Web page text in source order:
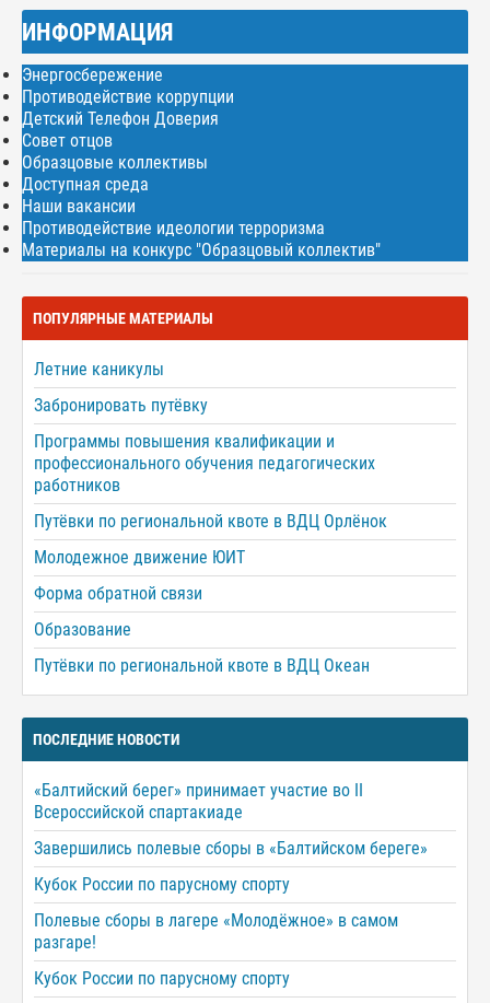
ИНФОРМАЦИЯ
Энергосбережение
Противодействие коррупции
Детский Телефон Доверия
Совет отцов
Образцовые коллективы
Доступная среда
Наши вакансии
Противодействие идеологии терроризма
Материалы на конкурс "Образцовый коллектив"
ПОПУЛЯРНЫЕ МАТЕРИАЛЫ
Летние каникулы
Забронировать путёвку
Программы повышения квалификации и
профессионального обучения педагогических
работников
Путёвки по региональной квоте в ВДЦ Орлёнок
Молодежное движение ЮИТ
Форма обратной связи
Образование
Путёвки по региональной квоте в ВДЦ Океан
ПОСЛЕДНИЕ НОВОСТИ
«Балтийский берег» принимает участие во II
Всероссийской спартакиаде
Завершились полевые сборы в «Балтийском береге»
Кубок России по парусному спорту
Полевые сборы в лагере «Молодёжное» в самом
разгаре!
Кубок России по парусному спорту